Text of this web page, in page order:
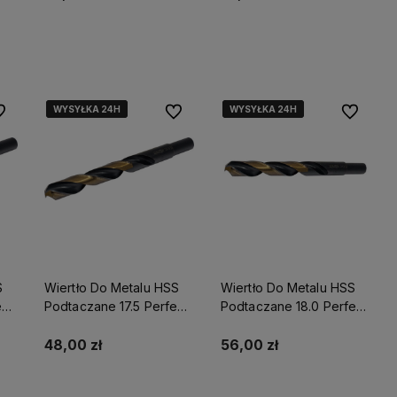
ulubionychWYSYŁKA 24H
WYSYŁKA 24H
WYSYŁKA 24H
Wiertło Do Metalu HSS
Podtaczane 17.5 Perfect
48,00 zł
Do ulubionychWYSYŁKA 24H
WYSYŁKA 24H
WYSYŁKA 24H
Wiertło Do Metalu HSS
Podtaczane 18.0 Perfect
56,00 zł
Do